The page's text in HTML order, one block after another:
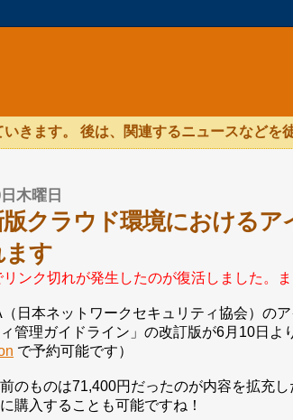
きます。 後は、関連するニュースなどを徒
木曜日
版クラウド環境における
ます
ンク切れが発生したのが復活しました。
日本ネットワークセキュリティ協会）の
管理ガイドライン」の改訂版が6月10日よ
で予約可能です）
のものは71,400円だったのが内容を拡充
購入することも可能ですね！